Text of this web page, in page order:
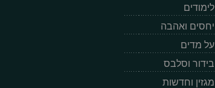
לימודים
יחסים ואהבה
על מדים
בידור וסלבס
מגזין וחדשות